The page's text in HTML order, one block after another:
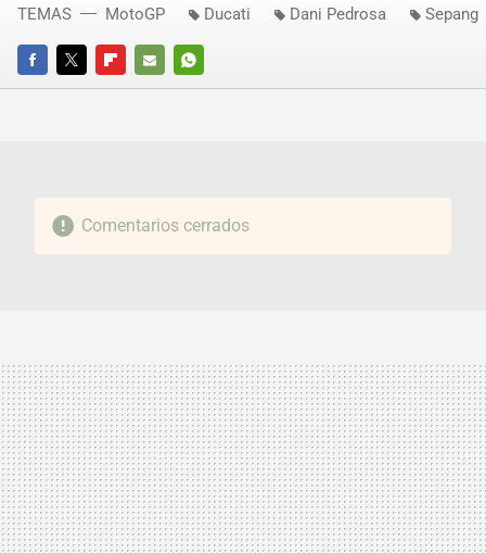
FACEBOOKTWITTERFLIPBOARD
E-
WHATSAPP
TEMAS MotoGP Ducati Dani Pedrosa Sepang
Comentarios cerrados